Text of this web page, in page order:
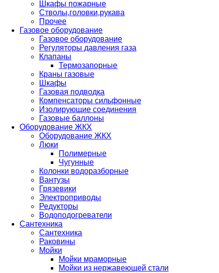
Шкафы пожарные
Стволы,головки,рукава
Прочее
Газовое оборудование
Газовое оборудование
Регуляторы давления газа
Клапаны
Термозапорные
Краны газовые
Шкафы
Газовая подводка
Компенсаторы сильфонные
Изолирующие соединения
Газовые баллоны
Оборудование ЖКХ
Оборудование ЖКХ
Люки
Полимерные
Чугунные
Колонки водоразборные
Вантузы
Грязевики
Электроприводы
Редукторы
Водоподогреватели
Сантехника
Сантехника
Раковины
Мойки
Мойки мраморные
Мойки из нержавеющей стали